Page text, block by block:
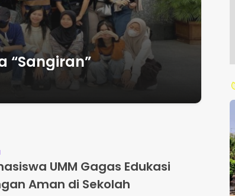
“Sangiran”
UMM Gagas Edukasi
Aman di Sekolah